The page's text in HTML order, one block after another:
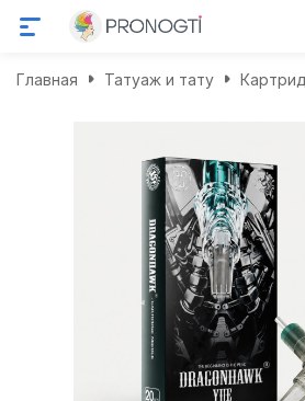
Главная Татуаж и тату